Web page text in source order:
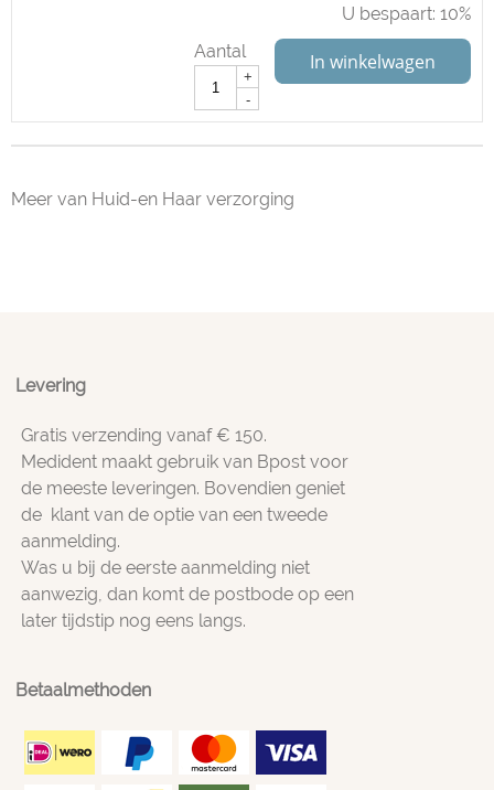
U bespaart: 10%
Aantal
+
-
In winkelwagen
Meer van Huid-en Haar verzorging
Levering
Gratis verzending vanaf € 150.
Medident maakt gebruik van Bpost voor
de meeste leveringen. Bovendien geniet
de klant van de optie van een tweede
aanmelding.
Was u bij de eerste aanmelding niet
aanwezig, dan komt de postbode op een
later tijdstip nog eens langs.
Betaalmethoden